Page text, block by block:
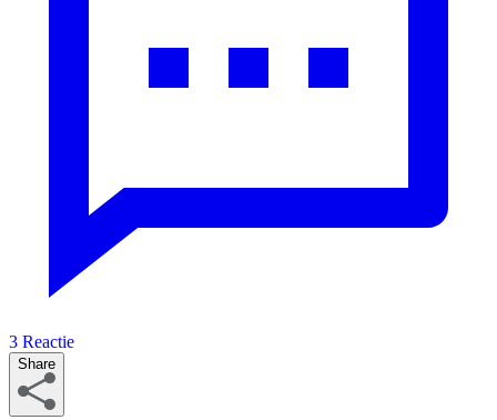
3 Reactie
Share